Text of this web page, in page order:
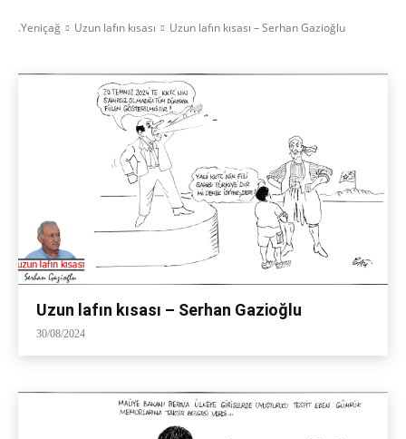
.Yeniçağ Uzun lafın kısası Uzun lafın kısası – Serhan Gazioğlu
Uzun lafın kısası – Serhan Gazioğlu
30/08/2024